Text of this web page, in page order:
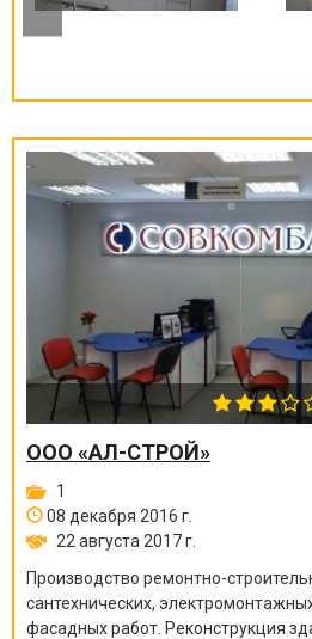
ООО «АЛ-СТРОЙ»
1
08 декабря 2016 г.
22 августа 2017 г.
Производство ремонтно-строите
сантехнических,
фасадных работ. Реконструкция